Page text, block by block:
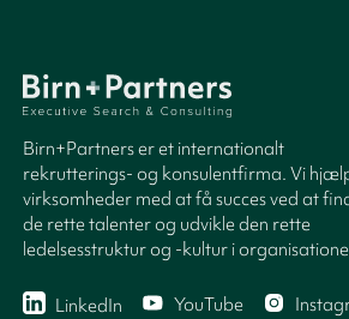
Birn+Partners er et internationalt
rekrutterings- og konsulentfirma. Vi
virksomheder med at få succes ved at
de rette talenter og udvikle den rette
ledelsesstruktur og -kultur i
LinkedIn YouTube